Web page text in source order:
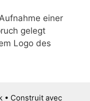
• Construit avec